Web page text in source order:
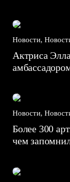
Новости,
Актриса
Новости,
Более 300
чем